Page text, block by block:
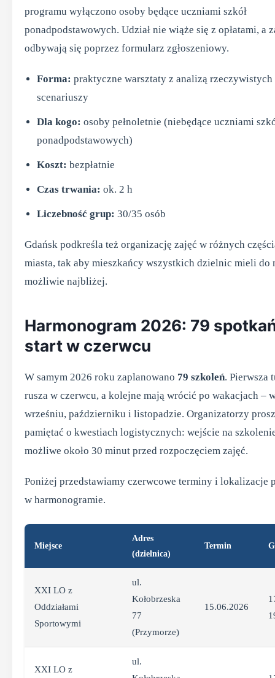
programu wyłączono osoby będące uczniami szkół
ponadpodstawowych. Udział nie wiąże się z opłatami, a
odbywają się poprzez formularz zgłoszeniowy.
Forma: praktyczne warsztaty z analizą rzeczywistych
scenariuszy
Dla kogo: osoby pełnoletnie (niebędące uczniami
ponadpodstawowych)
Koszt: bezpłatnie
Czas trwania: ok. 2 h
Liczebność grup: 30/35 osób
Gdańsk podkreśla też organizację zajęć w różnych
miasta, tak aby mieszkańcy wszystkich dzielnic mieli do
możliwie najbliżej.
Harmonogram 2026: 79
start w czerwcu
W samym 2026 roku zaplanowano 79 szkoleń. Pierwsza
rusza w czerwcu, a kolejne mają wrócić po wakacjach –
wrześniu, październiku i listopadzie. Organizatorzy
pamiętać o kwestiach logistycznych: wejście na
możliwe około 30 minut przed rozpoczęciem zajęć.
Poniżej przedstawiamy czerwcowe terminy i lokalizacje
w harmonogramie.
Miejsce
Adres
(dzielnica)
Termin
XXI LO z
Oddziałami
Sportowymi
ul.
Kołobrzeska
77
(Przymorze)
15.06.2026
XXI LO z
ul.